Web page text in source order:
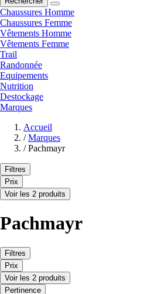
Chaussures Homme
Chaussures Femme
Vêtements Homme
Vêtements Femme
Trail
Randonnée
Equipements
Nutrition
Destockage
Marques
Accueil
/ Marques
/ Pachmayr
Filtres
Prix
Voir les 2 produits
Pachmayr
Filtres
Prix
Voir les 2 produits
Pertinence